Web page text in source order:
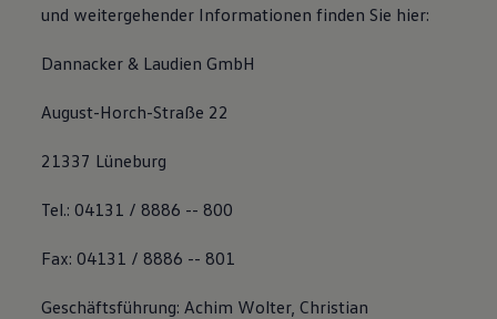
und weitergehender Informationen finden Sie hier:
Dannacker & Laudien GmbH
August-Horch-Straße 22
21337 Lüneburg
Tel.: 04131 / 8886 -- 800
Fax: 04131 / 8886 -- 801
Geschäftsführung: Achim Wolter, Christian